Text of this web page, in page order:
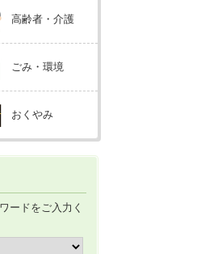
行政改革
職員募集
人口
なの
周年記念
高齢者・介護
ごみ・環境
おくやみ
ードをご入力く